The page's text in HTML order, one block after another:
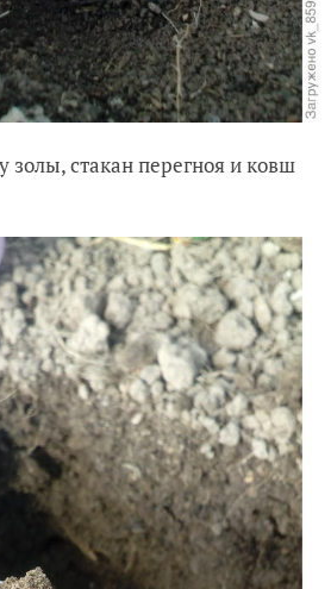
золы, стакан перегноя и ковш